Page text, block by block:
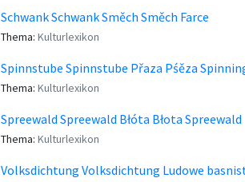
Schwank Schwank Směch Směch Farce
Thema: Kulturlexikon
Spinnstube Spinnstube Přaza Pśěza
Thema: Kulturlexikon
Spreewald Spreewald Błóta Błota Spreewald
Thema: Kulturlexikon
Volksdichtung Volksdichtung Ludowe